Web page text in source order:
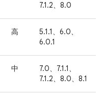
7.1.2、8.0
高
5.1.1、6.0、
6.0.1
中
7.0、7.1.1、
7.1.2、8.0、8.1